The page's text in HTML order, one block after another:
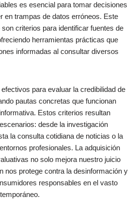
es esencial para tomar decisiones
en trampas de datos erróneos. Este
criterios para identificar fuentes de
herramientas prácticas que
informadas al consultar diversos
para evaluar la credibilidad de
pautas concretas que funcionan
Estos criterios resultan
desde la investigación
la consulta cotidiana de noticias o la
profesionales. La adquisición
no solo mejora nuestro juicio
nos protege contra la desinformación y
responsables en el vasto